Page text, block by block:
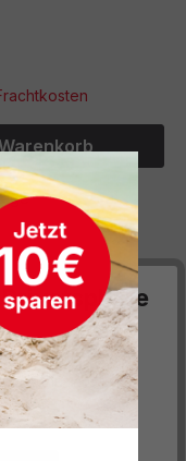
Grundtypen von
um Ihnen die
können... Mehr